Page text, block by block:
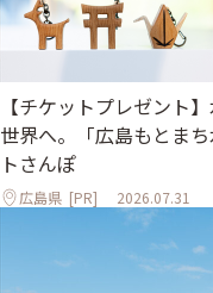
【チケットプレゼント
世界へ。「広島もとま
トさんぽ
広島県 [PR] 2026.07.31